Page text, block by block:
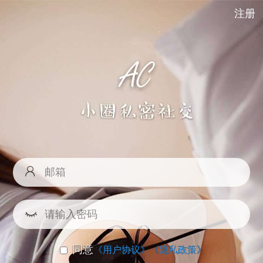
注册
同意《用户协议》《隐私政策》